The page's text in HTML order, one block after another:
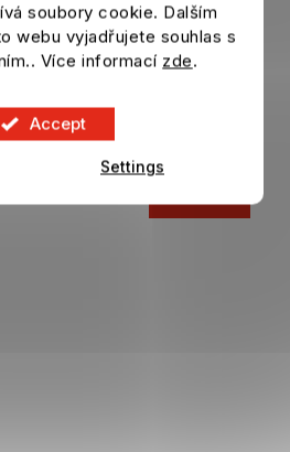
soubory cookie. Dalším
webu vyjadřujete souhlas s
Více informací zde.
Accept
Settings
MADRID Track aurora
In stock